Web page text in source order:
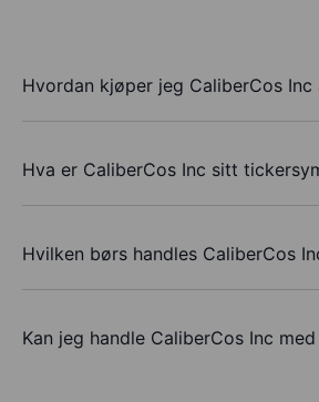
Hvordan kjøper jeg CaliberCos Inc
Hva er CaliberCos Inc sitt
Hvilken børs handles CaliberCos
Kan jeg handle CaliberCos Inc